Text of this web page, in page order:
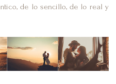
de lo sencillo, de lo real y